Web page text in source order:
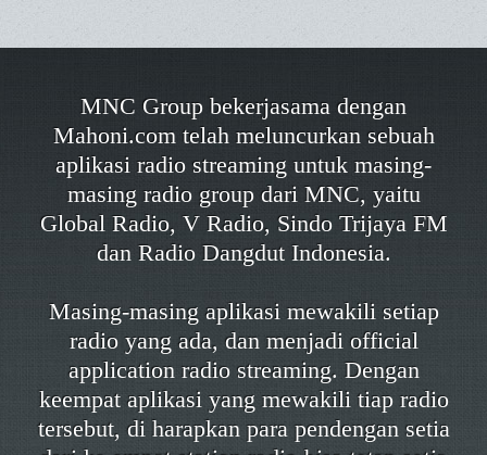
MNC Group bekerjasama dengan
Mahoni.com telah meluncurkan sebuah
aplikasi radio streaming untuk masing-
masing radio group dari MNC, yaitu
Global Radio, V Radio, Sindo Trijaya FM
dan Radio Dangdut Indonesia.
Masing-masing aplikasi mewakili setiap
radio yang ada, dan menjadi official
application radio streaming. Dengan
keempat aplikasi yang mewakili tiap radio
tersebut, di harapkan para pendengan setia